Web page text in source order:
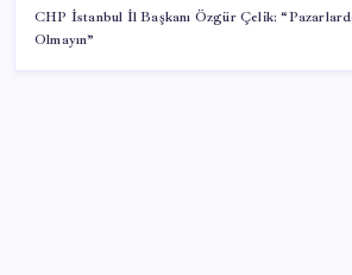
CHP İstanbul İl Başkanı Özgür Çelik:
Olmayın”